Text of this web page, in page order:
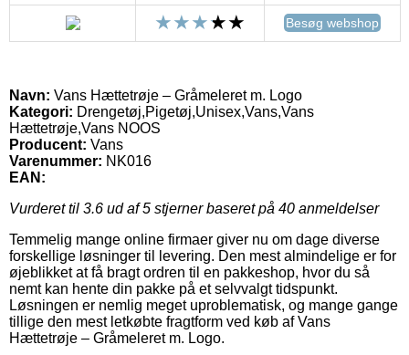
Besøg webshop
Navn: Vans Hættetrøje – Gråmeleret m. Logo
Kategori: Drengetøj,Pigetøj,Unisex,Vans,Vans
Hættetrøje,Vans NOOS
Producent: Vans
Varenummer: NK016
EAN:
Vurderet til 3.6 ud af 5 stjerner baseret på 40 anmeldelser
Temmelig mange online firmaer giver nu om dage diverse
forskellige løsninger til levering. Den mest almindelige er for
øjeblikket at få bragt ordren til en pakkeshop, hvor du så
nemt kan hente din pakke på et selvvalgt tidspunkt.
Løsningen er nemlig meget uproblematisk, og mange gange
tillige den mest letkøbte fragtform ved køb af Vans
Hættetrøje – Gråmeleret m. Logo.